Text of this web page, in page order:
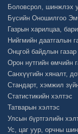
Боловсрол, шинжлэх
Бүсийн Оношилгоо
Газрын харилцаа,
Нийгмийн даатгалын
Онцгой байдлын газар
Орон нутгийн өмчийн
Санхүүгийн хяналт,
Стандарт, хэмжил
Статистикийн хэлтэс
Татварын хэлтэс
Улсын бүртгэлийн
Ус, цаг уур, орчны